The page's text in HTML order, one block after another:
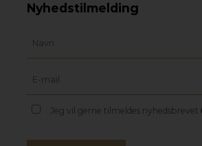
Nyhedstilmelding
Jeg vil gerne tilmeldes nyhedsbrevet